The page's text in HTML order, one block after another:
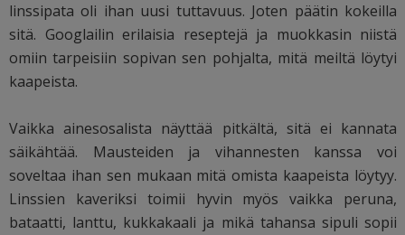
linssipata oli ihan uusi tuttavuus. Joten päätin kokeilla
sitä. Googlailin erilaisia reseptejä ja muokkasin niistä
omiin tarpeisiin sopivan sen pohjalta, mitä meiltä löytyi
kaapeista.
Vaikka ainesosalista näyttää pitkältä, sitä ei kannata
säikähtää. Mausteiden ja vihannesten kanssa voi
soveltaa ihan sen mukaan mitä omista kaapeista löytyy.
Linssien kaveriksi toimii hyvin myös vaikka peruna,
bataatti, lanttu, kukkakaali ja mikä tahansa sipuli sopii